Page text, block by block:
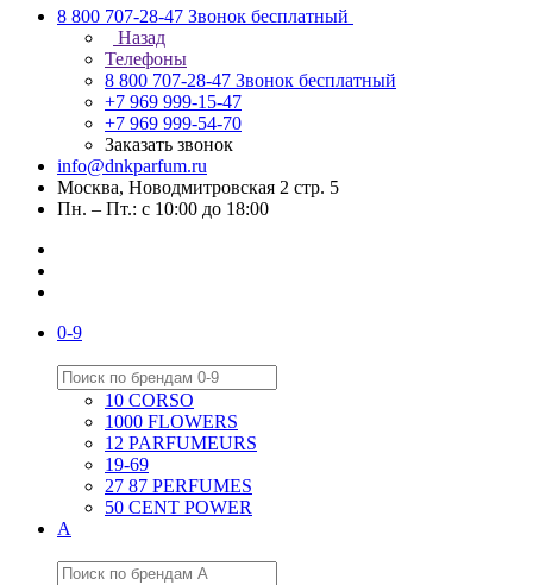
8 800 707-28-47 Звонок бесплатный
Назад
Телефоны
8 800 707-28-47 Звонок бесплатный
+7 969 999-15-47
+7 969 999-54-70
Заказать звонок
info@dnkparfum.ru
Москва, Новодмитровская 2 стр. 5
Пн. – Пт.: с 10:00 до 18:00
0-9
10 CORSO
1000 FLOWERS
12 PARFUMEURS
19-69
27 87 PERFUMES
50 CENT POWER
A